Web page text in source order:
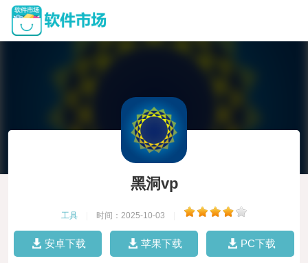
黑洞vp
工具 时间：2025-10-03
安卓下载 苹果下载 PC下载